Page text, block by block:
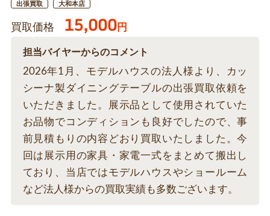
出張買取 大和本店
買取価格 15,000円
担当バイヤーからのコメント
2026年1月、モデルハウスの法人様より、カッ
シーナ製ダイニングテーブルの出張買取依頼を
いただきました。展示品として使用されていた
お品物でコンディションも良好でしたので、事
前見積もりの内容どおり買取いたしました。今
回は展示用の家具・家電一式をまとめて搬出し
ており、当店ではモデルハウスやショールーム
など法人様からの買取実績も多数ございます。